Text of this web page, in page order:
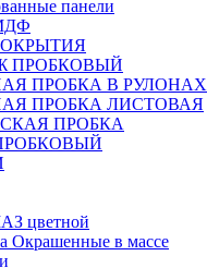
панели
ПРОБКОВЫЙ
ПРОБКА В РУЛОНАХ
ПРОБКА ЛИСТОВАЯ
ПРОБКА
цветной
Окрашенные в массе